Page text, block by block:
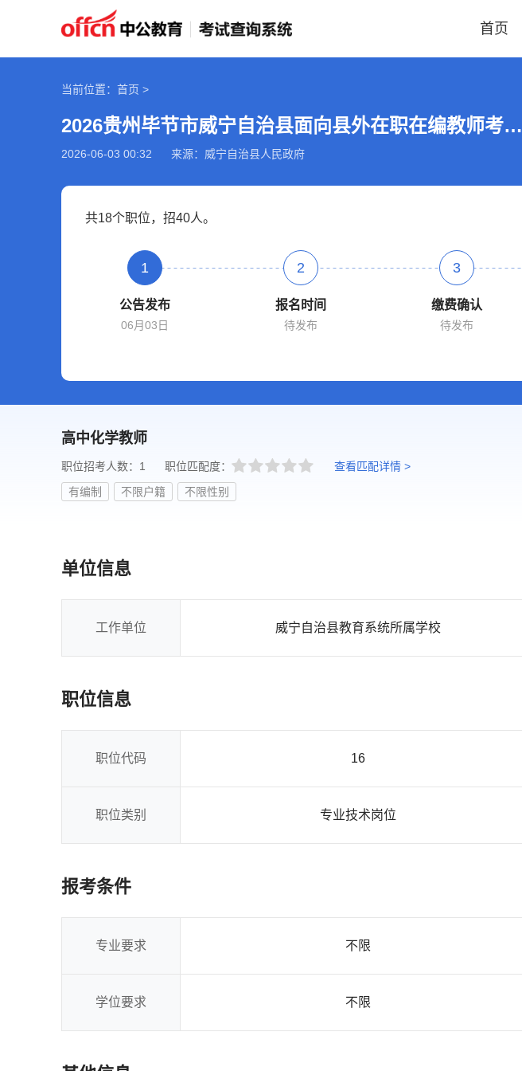
首页
当前位置：首页 >
2026贵州毕节市威宁自治县面向县外在职在编教师考调40人公告
2026-06-03 00:32 来源：威宁自治县人民政府
共18个职位，招40人。
1
公告发布
06月03日
2
报名时间
待发布
3
缴费确认
待发布
高中化学教师
职位招考人数：1 职位匹配度：
查看匹配详情 >
有编制
不限户籍 不限性别
单位信息
工作单位 威宁自治县教育系统所属学校
职位信息
职位代码 16
职位类别 专业技术岗位
报考条件
专业要求 不限
学位要求 不限